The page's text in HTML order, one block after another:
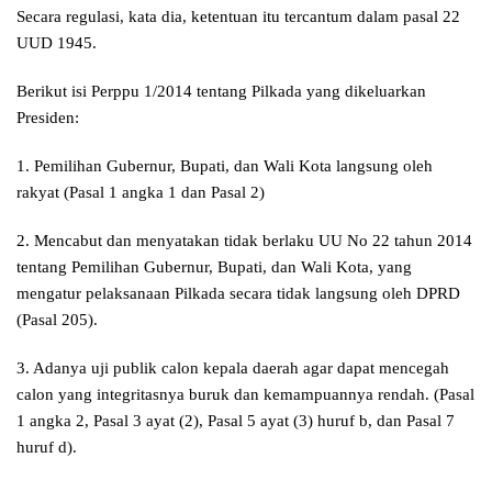
Secara regulasi, kata dia, ketentuan itu tercantum dalam pasal 22
UUD 1945.
Berikut isi Perppu 1/2014 tentang Pilkada yang dikeluarkan
Presiden:
1. Pemilihan Gubernur, Bupati, dan Wali Kota langsung oleh
rakyat (Pasal 1 angka 1 dan Pasal 2)
2. Mencabut dan menyatakan tidak berlaku UU No 22 tahun 2014
tentang Pemilihan Gubernur, Bupati, dan Wali Kota, yang
mengatur pelaksanaan Pilkada secara tidak langsung oleh DPRD
(Pasal 205).
3. Adanya uji publik calon kepala daerah agar dapat mencegah
calon yang integritasnya buruk dan kemampuannya rendah. (Pasal
1 angka 2, Pasal 3 ayat (2), Pasal 5 ayat (3) huruf b, dan Pasal 7
huruf d).